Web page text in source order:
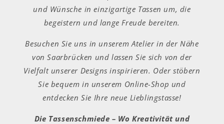
und Wünsche in einzigartige Tassen um, die
begeistern und lange Freude bereiten.
Besuchen Sie uns in unserem Atelier in der Nähe
von Saarbrücken und lassen Sie sich von der
Vielfalt unserer Designs inspirieren. Oder stöbern
Sie bequem in unserem Online-Shop und
entdecken Sie Ihre neue Lieblingstasse!
Die Tassenschmiede – Wo Kreativität und